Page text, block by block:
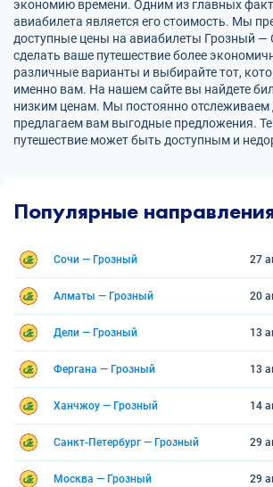
экономию времени. Одним из главных
авиабилета является его стоимость. Мы
доступные цены на авиабилеты Грозный —
сделать ваше путешествие более
различные варианты и выбирайте тот,
именно вам. На нашем сайте вы найдете
низким ценам. Мы постоянно отслеживаем
предлагаем вам выгодные предложения.
путешествие может быть доступным и
Популярные
Сочи — Грозный 27
Алматы — Грозный 20
Дели — Грозный 13
Фергана — Грозный 13
Ханчжоу — Грозный 14
Санкт-Петербург — Грозный 29
Москва — Грозный 29